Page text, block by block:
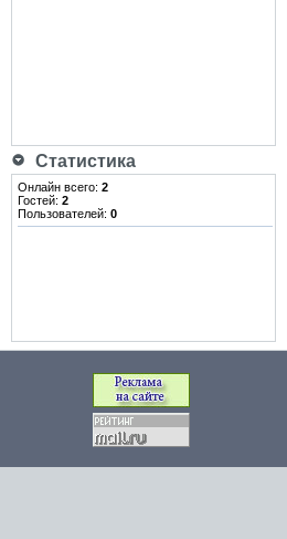
Статистика
Онлайн всего: 2
Гостей: 2
Пользователей: 0